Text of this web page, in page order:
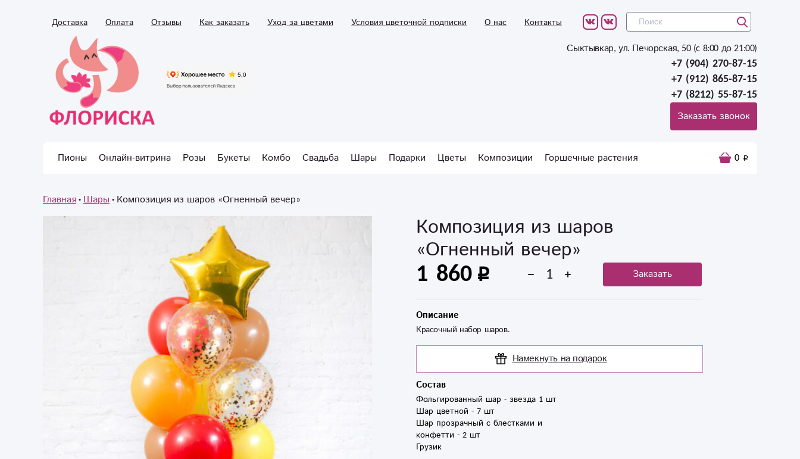
Доставка Оплата Отзывы Как заказать Уход за цветами Условия цветочной подписки О нас Контакты
Сыктывкар, ул. Печорская, 50 (c 8:00 до 21:00)
+7 (904) 270-87-15
+7 (912) 865-87-15
+7 (8212) 55-87-15
Заказать звонок
Пионы Онлайн-витрина Розы Букеты Комбо Свадьба Шары Подарки Цветы Композиции Горшечные растения 0
Главная Шары Композиция из шаров «Огненный вечер»
Композиция из шаров
«Огненный вечер»
1 860 Заказать
Описание
Красочный набор шаров.
Намекнуть на подарок
Состав
Фольгированный шар - звезда 1 шт
Шар цветной - 7 шт
Шар прозрачный с блестками и
конфетти - 2 шт
Грузик